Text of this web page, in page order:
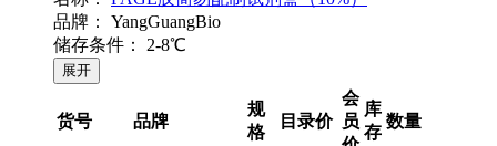
名称：
PAGE胶简易配制试剂盒（10%）
品牌： YangGuangBio
储存条件：
2-8℃
展开
货号 品牌
规
目录价
会
员
库
数量